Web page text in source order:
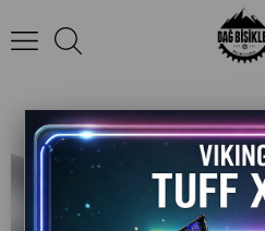
BİSİKLET ÖN LAMBA FAR AYDINLATMA 300 LM USB ŞARJLI